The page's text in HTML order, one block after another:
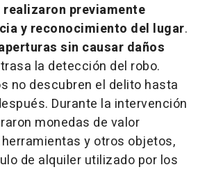
previamente
y reconocimiento del lugar.
sin causar daños
la detección del robo.
no descubren el delito hasta
Durante la intervención
monedas de valor
y otros objetos,
de alquiler utilizado por los